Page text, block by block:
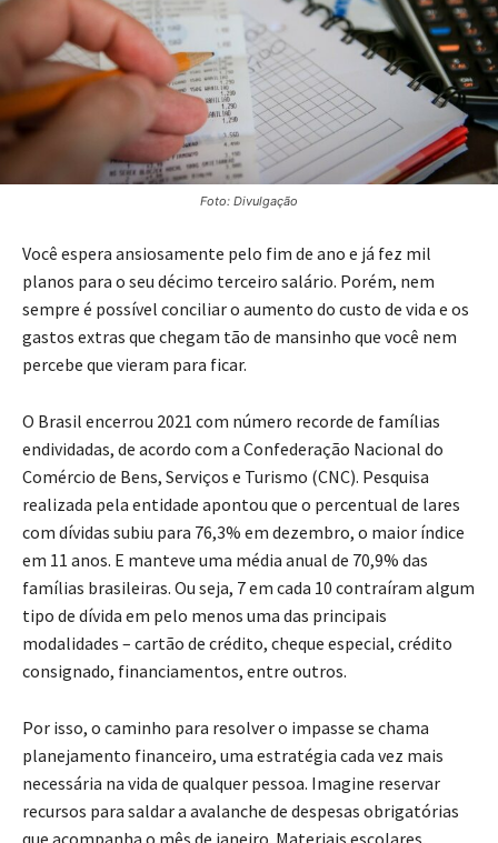
Foto: Divulgação
Você espera ansiosamente pelo fim de ano e já fez mil
planos para o seu décimo terceiro salário. Porém, nem
sempre é possível conciliar o aumento do custo de vida e os
gastos extras que chegam tão de mansinho que você nem
percebe que vieram para ficar.
O Brasil encerrou 2021 com número recorde de famílias
endividadas, de acordo com a Confederação Nacional do
Comércio de Bens, Serviços e Turismo (CNC). Pesquisa
realizada pela entidade apontou que o percentual de lares
com dívidas subiu para 76,3% em dezembro, o maior índice
em 11 anos. E manteve uma média anual de 70,9% das
famílias brasileiras. Ou seja, 7 em cada 10 contraíram algum
tipo de dívida em pelo menos uma das principais
modalidades – cartão de crédito, cheque especial, crédito
consignado, financiamentos, entre outros.
Por isso, o caminho para resolver o impasse se chama
planejamento financeiro, uma estratégia cada vez mais
necessária na vida de qualquer pessoa. Imagine reservar
recursos para saldar a avalanche de despesas obrigatórias
que acompanha o mês de janeiro. Materiais escolares,